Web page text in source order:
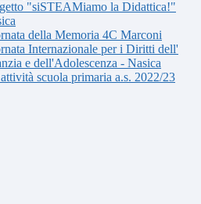
"siSTEAMiamo la Didattica!"
della Memoria 4C Marconi
Internazionale per i Diritti dell'
e dell'Adolescenza - Nasica
scuola primaria a.s. 2022/23